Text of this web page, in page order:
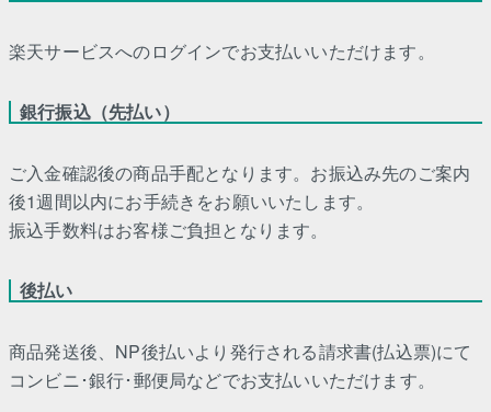
楽天サービスへのログインでお支払いいただけます。
銀行振込（先払い）
ご入金確認後の商品手配となります。お振込み先のご案内
後1週間以内にお手続きをお願いいたします。
振込手数料はお客様ご負担となります。
後払い
商品発送後、NP後払いより発行される請求書(払込票)にて
コンビニ･銀行･郵便局などでお支払いいただけます。